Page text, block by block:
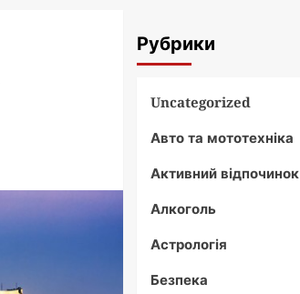
Рубрики
Uncategorized
Авто та мототехніка
Активний відпочинок
Алкоголь
Астрологія
Безпека